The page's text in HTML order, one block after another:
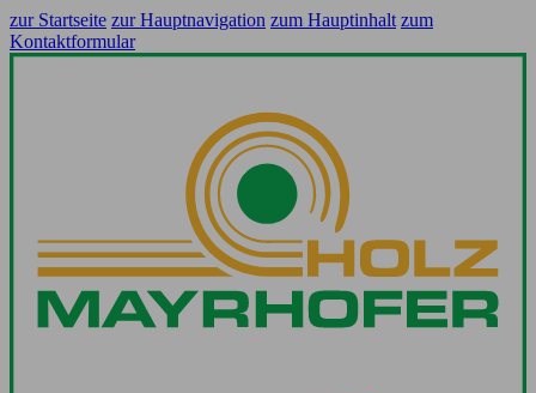
zur Startseite zur Hauptnavigation zum Hauptinhalt zum
Kontaktformular